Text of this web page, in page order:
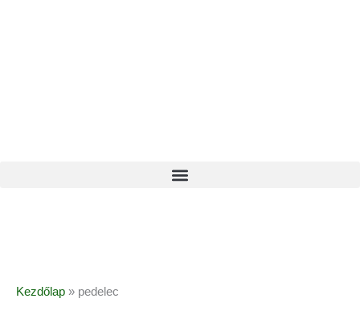
Kezdőlap » pedelec